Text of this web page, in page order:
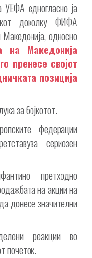
УЕФА едногласно ја
доколку ФИФА
односно
на Македонија
пренесе својот
позиција
за бојкотот.
федерации
сериозен
претходно
на акции на
донесе значителни
реакции во
почеток.